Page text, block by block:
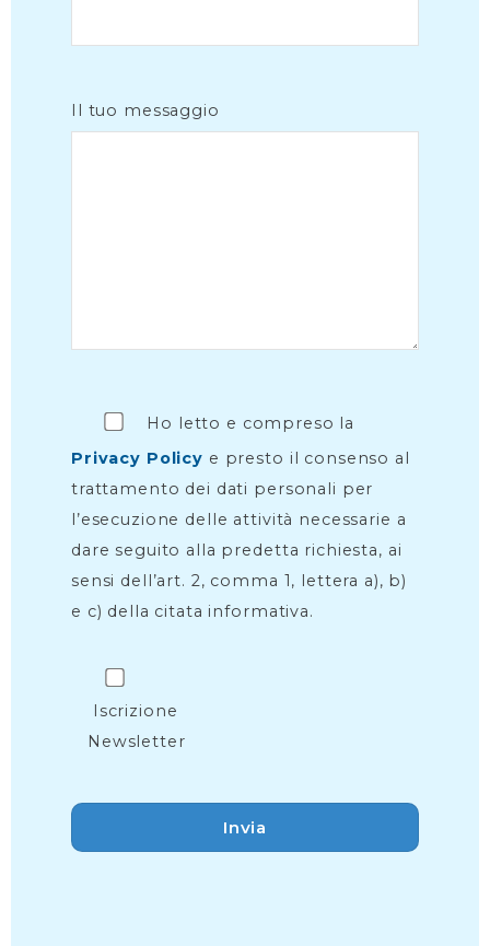
Il tuo messaggio
Ho letto e compreso la
Privacy Policy e presto il consenso al
trattamento dei dati personali per
l’esecuzione delle attività necessarie a
dare seguito alla predetta richiesta, ai
sensi dell’art. 2, comma 1, lettera a), b)
e c) della citata informativa.
Iscrizione
Newsletter